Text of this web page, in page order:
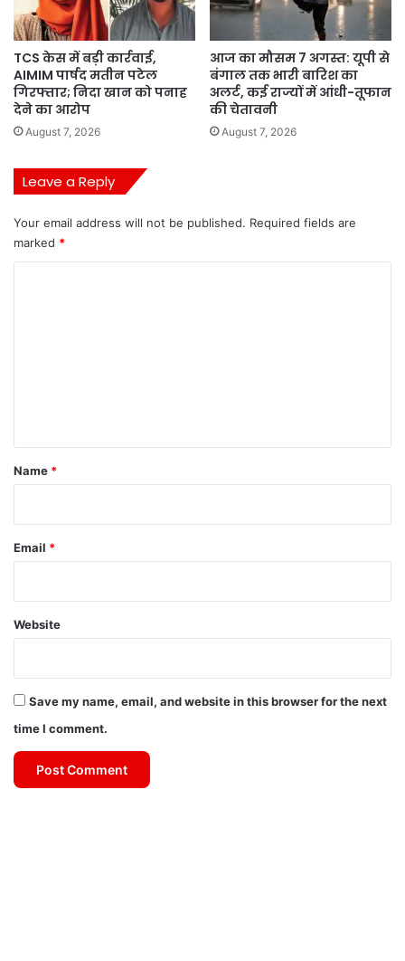
TCS केस में बड़ी कार्रवाई,
AIMIM पार्षद मतीन पटेल
गिरफ्तार; निदा खान को पनाह
देने का आरोप
August 7, 2026
आज का मौसम 7 अगस्त: यूपी से
बंगाल तक भारी बारिश का
अलर्ट, कई राज्यों में आंधी-तूफान
की चेतावनी
August 7, 2026
Leave a Reply
Your email address will not be published. Required fields are
marked *
*
Name *
Email *
Website
Save my name, email, and website in this browser for the next
time I comment.